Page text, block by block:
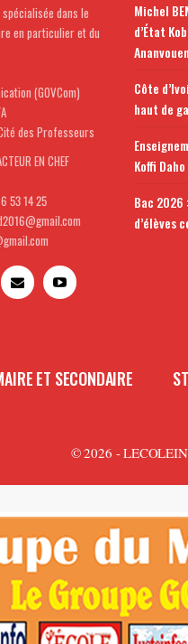
dans le
en particulier et du
(GOVCom)
des Professeurs
EN CHEF
53 14 25
Michel
d’État
Côte
haut de
Koffi
Bac 2026
d’élèves
ET SECONDAIRE
© 2026 -